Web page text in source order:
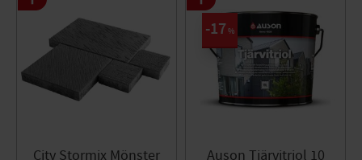
City Stormix Mönster
Auson Tjärvitriol 10
17 %